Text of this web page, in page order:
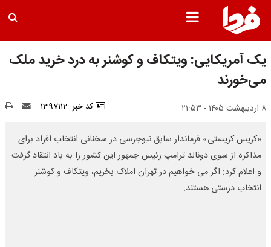
یک آمریکایی: ویتکاف و کوشنر به درد خرید ملک
می‌خورند
۸ اردیبهشت ۱۴۰۵ - ۲۱:۵۳ کد خبر: 1397112
«کریس کریستی» فرماندار سابق نیوجرسی در سخنانی انتخاب افراد برای
مذاکره از سوی دونالد ترامپ رئیس جمهور این کشور را به باد انتقاد گرفت
و اعلام کرد: اگر می خواهیم در تهران املاک بخریم، ویتکاف و کوشنر
انتخاب درستی هستند.